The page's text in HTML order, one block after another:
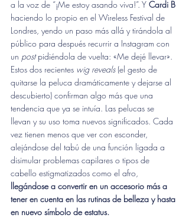
a la voz de “¡Me estoy asando viva!”. Y Cardi B
haciendo lo propio en el Wireless Festival de
Londres, yendo un paso más allá y tirándola al
público para después recurrir a Instagram con
un post pidiéndola de vuelta: «Me dejé llevar».
Estos dos recientes wig reveals (el gesto de
quitarse la peluca dramáticamente y dejarse al
descubierto) confirman algo más que una
tendencia que ya se intuía. Las pelucas se
llevan y su uso toma nuevos significados. Cada
vez tienen menos que ver con esconder,
alejándose del tabú de una función ligada a
disimular problemas capilares o tipos de
cabello estigmatizados como el afro,
llegándose a convertir en un accesorio más a
tener en cuenta en las rutinas de belleza y hasta
en nuevo símbolo de estatus.